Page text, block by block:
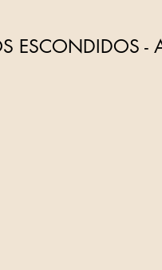
ESCONDIDOS